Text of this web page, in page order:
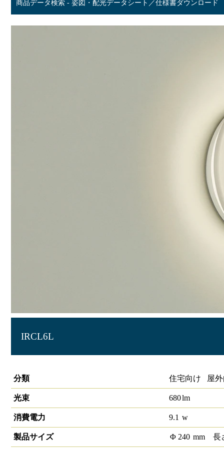
商品データ検索 - 姿図・配光データシート／仕様書ダウンロード
IRCL6L
分類
住宅向け 屋
光束 680lm
消費電力 9.1 w
製品サイズ Φ 240 mm 長